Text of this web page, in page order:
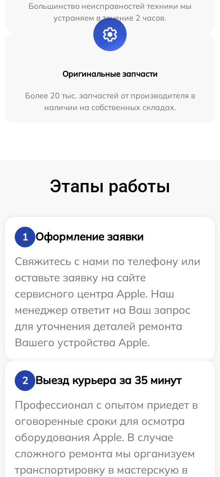
Большинство неисправностей техники мы
устраняем в течение 2 часов.
Оригинальные запчасти
Более 20 тыс. запчастей от производителя в
наличии на собственных складах.
Этапы работы
1
Оформление заявки
Свяжитесь с нами по телефону или
оставьте заявку на сайте
сервисного центра Apple. Наш
менеджер ответит на Ваш запрос
для уточнения деталей ремонта
Вашего устройства Apple.
2
Выезд курьера за 35 минут
Профессионал с опытом приедет в
оговоренные сроки для осмотра
оборудования Apple. В случае
сложного ремонта мы организуем
транспортировку в мастерскую в